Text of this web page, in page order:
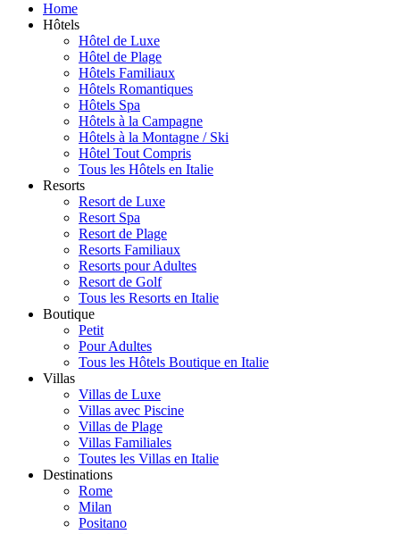
Home
Hôtels
Hôtel de Luxe
Hôtel de Plage
Hôtels Familiaux
Hôtels Romantiques
Hôtels Spa
Hôtels à la Campagne
Hôtels à la Montagne / Ski
Hôtel Tout Compris
Tous les Hôtels en Italie
Resorts
Resort de Luxe
Resort Spa
Resort de Plage
Resorts Familiaux
Resorts pour Adultes
Resort de Golf
Tous les Resorts en Italie
Boutique
Petit
Pour Adultes
Tous les Hôtels Boutique en Italie
Villas
Villas de Luxe
Villas avec Piscine
Villas de Plage
Villas Familiales
Toutes les Villas en Italie
Destinations
Rome
Milan
Positano